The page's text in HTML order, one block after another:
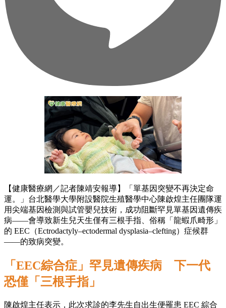
【健康醫療網／記者陳靖安報導】「單基因突變不再決定命
運。」台北醫學大學附設醫院生殖醫學中心陳啟煌主任團隊運
用尖端基因檢測與試管嬰兒技術，成功阻斷罕見單基因遺傳疾
病——會導致新生兒天生僅有三根手指、俗稱「龍蝦爪畸形」
的 EEC（Ectrodactyly–ectodermal dysplasia–clefting）症候群
——的致病突變。
「EEC綜合症」罕見遺傳疾病 下一代
恐僅「三根手指」
陳啟煌主任表示，此次求診的李先生自出生便罹患 EEC 綜合